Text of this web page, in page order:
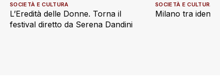
L’Eredità delle Donne. Torna il
festival diretto da Serena Dandini
SOCIETÀ E CULTURA
Milano tra
SOCIETÀ E CULTURA